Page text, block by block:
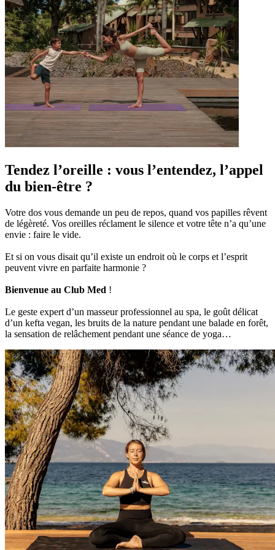
Tendez l’oreille : vous l’entendez, l’appel
du bien-être ?
Votre dos vous demande un peu de repos, quand vos papilles rêvent
de légèreté. Vos oreilles réclament le silence et votre tête n’a qu’une
envie : faire le vide.
Et si on vous disait qu’il existe un endroit où le corps et l’esprit
peuvent vivre en parfaite harmonie ?
Bienvenue au Club Med !
Le geste expert d’un masseur professionnel au spa, le goût délicat
d’un kefta vegan, les bruits de la nature pendant une balade en forêt,
la sensation de relâchement pendant une séance de yoga…